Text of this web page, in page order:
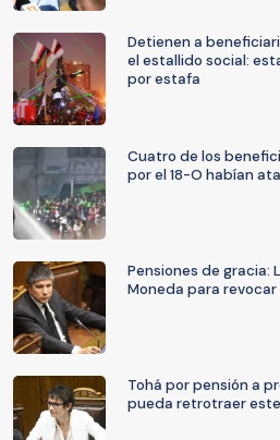
Detienen a
el estallido social:
por estafa
Cuatro de los
por el 18-O habían
Pensiones de gracia:
Moneda para
Tohá por pensión a
pueda retrotraer